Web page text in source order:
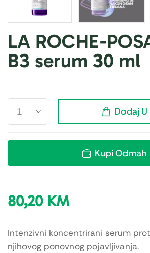
LA ROCHE-
B3 serum 30 ml
Dodaj U
Kupi Odmah
80,20 KM
Intenzivni koncentrirani serum
njihovog ponovnog pojavljivanja.